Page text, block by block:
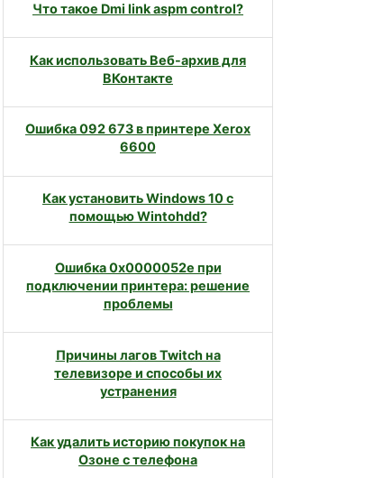
Что такое Dmi link aspm control?
Как использовать Веб-архив для
ВКонтакте
Ошибка 092 673 в принтере Xerox
6600
Как установить Windows 10 с
помощью Wintohdd?
Ошибка 0x0000052e при
подключении принтера: решение
проблемы
Причины лагов Twitch на
телевизоре и способы их
устранения
Как удалить историю покупок на
Озоне с телефона